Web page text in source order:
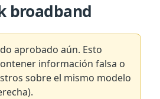
broadband
aprobado aún. Esto
información falsa o
sobre el mismo modelo